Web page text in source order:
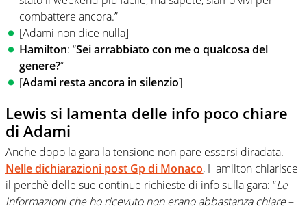
combattere ancora.”
[Adami non dice nulla]
Hamilton: “Sei arrabbiato con me o qualcosa del
genere?“
[Adami resta ancora in silenzio]
Lewis si lamenta delle info poco chiare
di Adami
Anche dopo la gara la tensione non pare essersi diradata.
Nelle dichiarazioni post Gp di Monaco, Hamilton chiarisce
il perchè delle sue continue richieste di info sulla gara: “Le
informazioni che ho ricevuto non erano abbastanza chiare–